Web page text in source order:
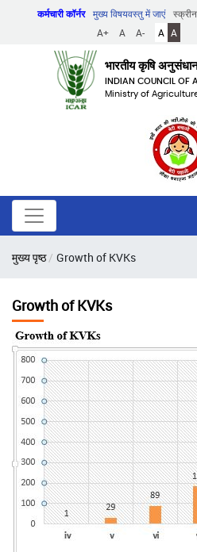
कर्मचारी कॉर्नर मुख्य विषयवस्तु में जाएं
A+
A A- A A
भारतीय कृषि
INDIAN COUNCIL OF
Ministry of
पग
मुख्य पृष्ठ Growth of KVKs
Growth of KVKs